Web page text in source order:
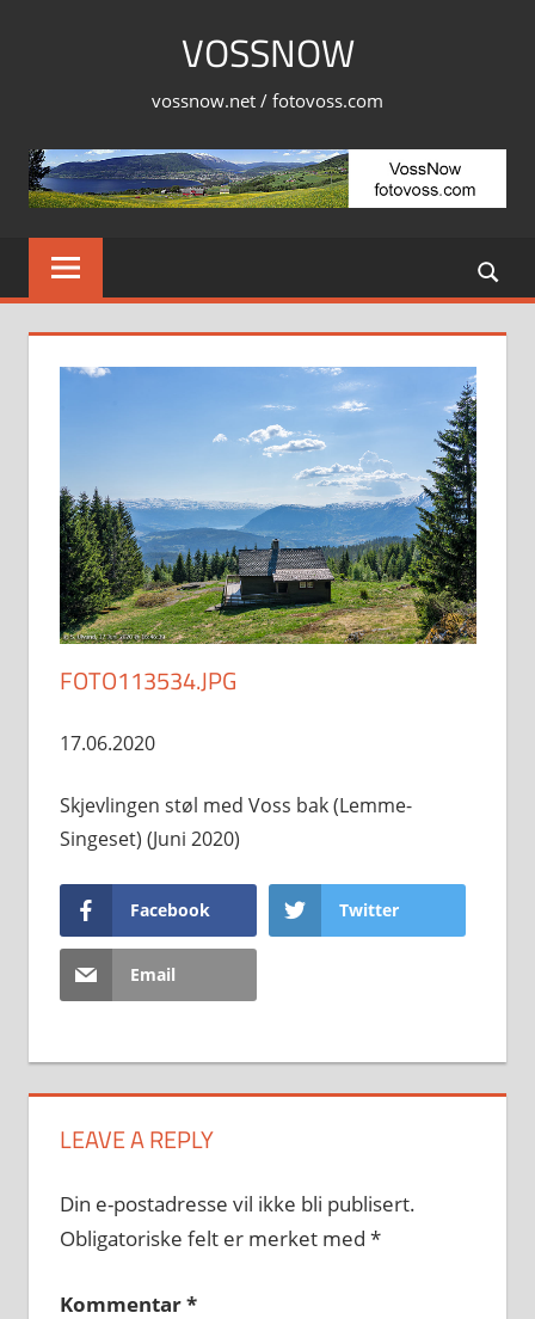
VOSSNOW
vossnow.net / fotovoss.com
FOTO113534.JPG
17.06.2020
Skjevlingen støl med Voss bak (Lemme-
Singeset) (Juni 2020)
Facebook Twitter
Email
LEAVE A REPLY
Din e-postadresse vil ikke bli publisert.
Obligatoriske felt er merket med *
Kommentar*